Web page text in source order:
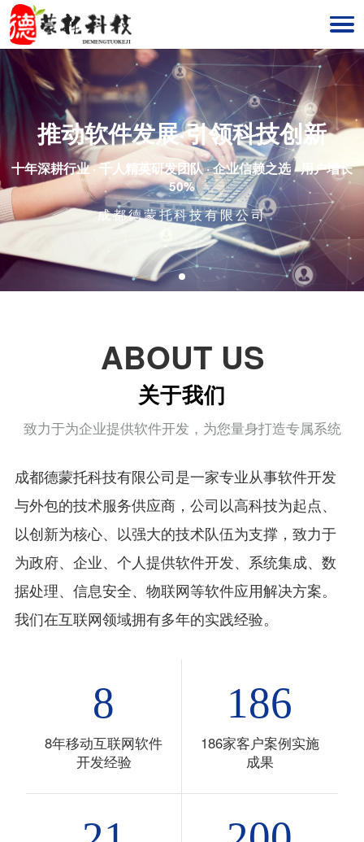
推动软件发展·引领科技创新
十年深耕行业 · 千人精英研发团队 · 企业信赖之选 · 用户增长
50%
成都德蒙托科技有限公司
ABOUT US
关于我们
致力于为企业提供软件开发，为您量身打造专属系统
成都德蒙托科技有限公司是一家专业从事软件开发
与外包的技术服务供应商，公司以高科技为起点、
以创新为核心、以强大的技术队伍为支撑，致力于
为政府、企业、个人提供软件开发、系统集成、数
据处理、信息安全、物联网等软件应用解决方案。
我们在互联网领域拥有多年的实践经验。
8
8年移动互联网软件
开发经验
186
186家客户案例实施
成果